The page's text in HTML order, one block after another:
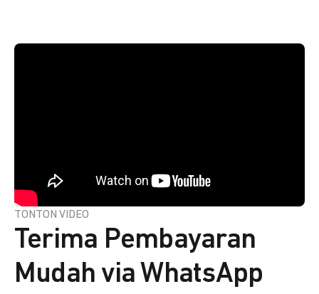
TONTON VIDEO
Terima Pembayaran
Mudah via WhatsApp